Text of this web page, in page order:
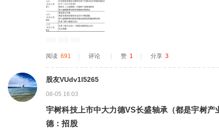
阅读 691 评论 赞 1 分享 3
股友VUdv1l5265
08-05 16:03
宇树科技上市中大力德VS长盛轴承（都是宇树产
德：招股